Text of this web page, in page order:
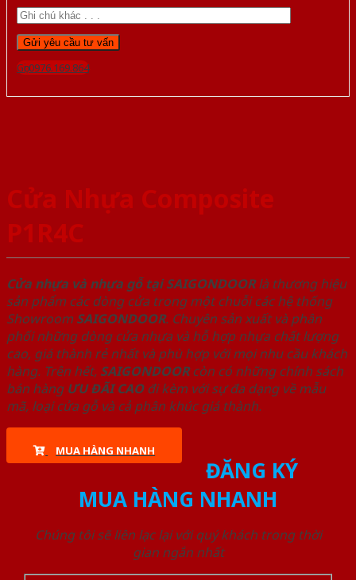
Gọi 0976.169.864
Cửa Nhựa Composite
P1R4C
Cửa nhựa và nhựa gỗ tại SAIGONDOORlà thương hiệu
sản phẩm các dòng cửa trong một chuỗi các hệ thống
Showroom SAIGONDOOR. Chuyên sản xuất và phân
phối những dòng cửa nhựa và hỗ hợp nhựa chất lượng
cao, giá thành rẻ nhất và phù hợp với mọi nhu cầu khách
hàng. Trên hết, SAIGONDOORcòn có những chính sách
bán hàng ƯU ĐÃI CAOđi kèm với sự đa dạng về mẫu
mã, loại cửa gỗ và cả phân khúc giá thành.
MUA HÀNG NHANH
ĐĂNG KÝ
MUA HÀNG NHANH
Chúng tôi sẽ liên lạc lại với quý khách trong thời
gian ngắn nhất